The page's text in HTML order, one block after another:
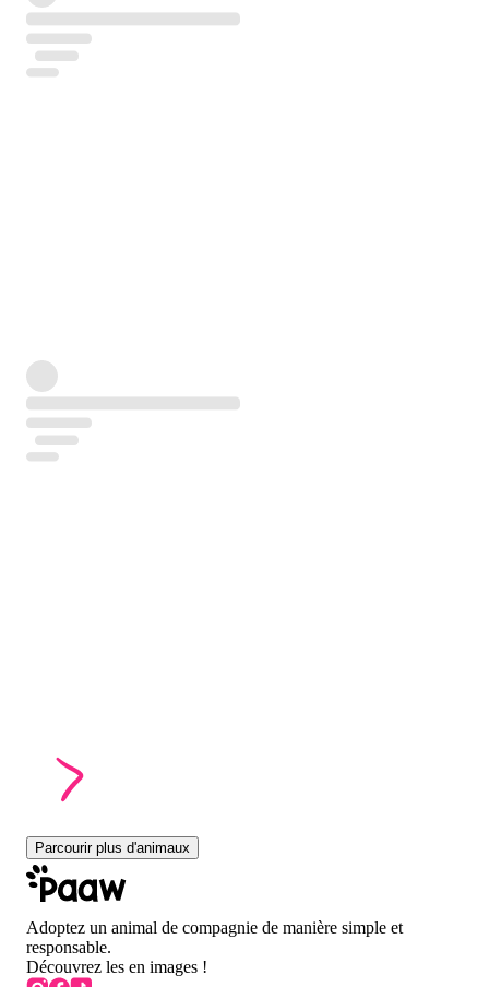
Parcourir plus d'animaux
Adoptez un animal de compagnie de manière simple et
responsable.
Découvrez les en images !